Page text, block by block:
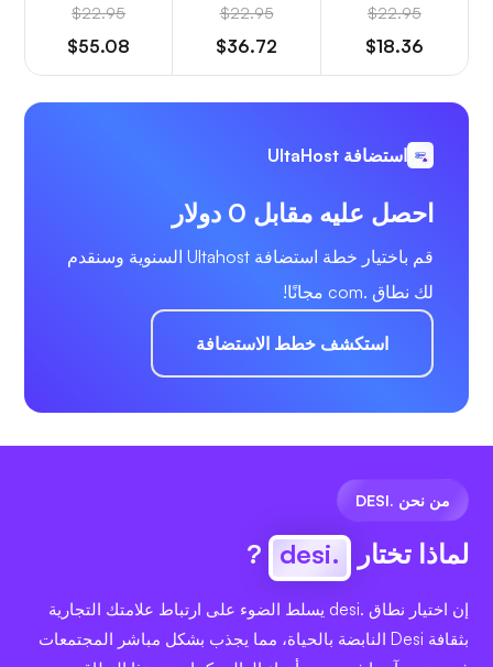
$22.95
$18.36
$22.95
$36.72
$22.95
$55.08
استضافة UltaHost
احصل عليه مقابل 0 دولار
قم باختيار خطة استضافة Ultahost السنوية وسنقدم
لك نطاق .com مجانًا!
استكشف خطط الاستضافة
من نحن .DESI
لماذا تختار .desi
?
إن اختيار نطاق .desi يسلط الضوء على ارتباط علامتك التجارية
بثقافة Desi النابضة بالحياة، مما يجذب بشكل مباشر المجتمعات